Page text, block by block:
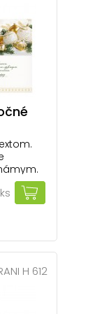
na ne
strane:
a
ks
H 612